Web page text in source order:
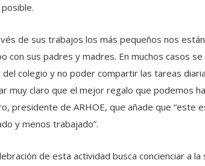
de sus trabajos los más pequeños nos
con sus padres y madres. En muchos casos
del colegio y no poder compartir las tareas
muy claro que el mejor regalo que podemos
presidente de ARHOE, que añade que “este
y menos trabajado”.
de esta actividad busca concienciar a